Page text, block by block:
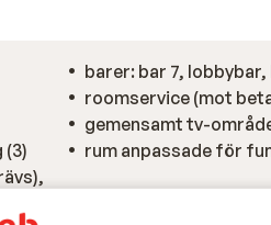
barer: bar 7,
roomservice (mot
gemensamt tv-
rum anpassade för